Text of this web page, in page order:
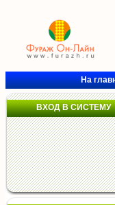
На
ВХОД В СИСТЕМУ